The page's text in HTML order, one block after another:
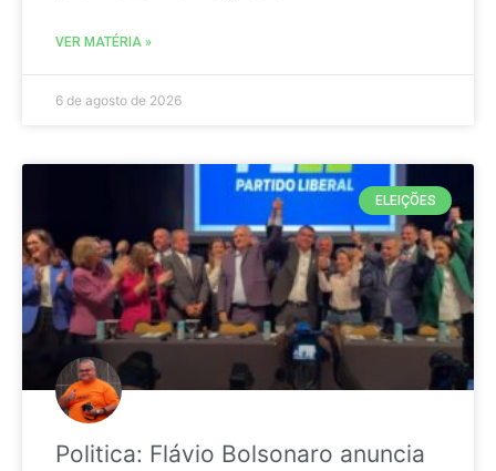
VER MATÉRIA »
6 de agosto de 2026
ELEIÇÕES
Politica: Flávio Bolsonaro anuncia